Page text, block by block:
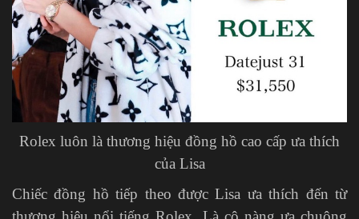
Rolex luôn là thương hiệu đồng hồ cao cấp ưa thích
của Lisa
Chiếc đồng hồ tiếp theo được Lisa ưa thích đến từ